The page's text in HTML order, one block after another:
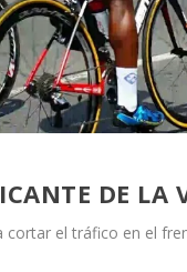
DE LA
cortar el tráfico en el